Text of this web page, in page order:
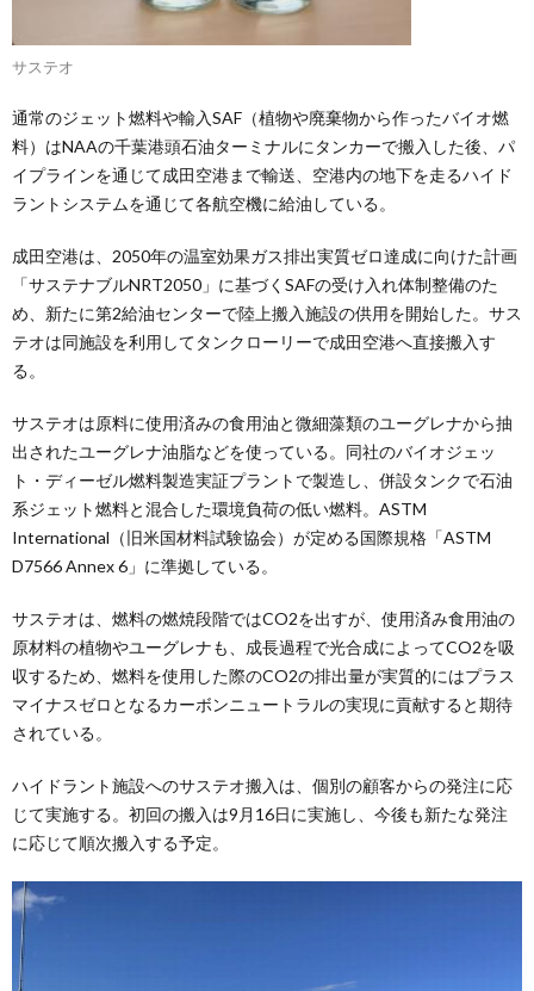
サステオ
通常のジェット燃料や輸入SAF（植物や廃棄物から作ったバイオ燃
料）はNAAの千葉港頭石油ターミナルにタンカーで搬入した後、パ
イプラインを通じて成田空港まで輸送、空港内の地下を走るハイド
ラントシステムを通じて各航空機に給油している。
成田空港は、2050年の温室効果ガス排出実質ゼロ達成に向けた計画
「サステナブルNRT2050」に基づくSAFの受け入れ体制整備のた
め、新たに第2給油センターで陸上搬入施設の供用を開始した。サス
テオは同施設を利用してタンクローリーで成田空港へ直接搬入す
る。
サステオは原料に使用済みの食用油と微細藻類のユーグレナから抽
出されたユーグレナ油脂などを使っている。同社のバイオジェッ
ト・ディーゼル燃料製造実証プラントで製造し、併設タンクで石油
系ジェット燃料と混合した環境負荷の低い燃料。ASTM
International（旧米国材料試験協会）が定める国際規格「ASTM
D7566 Annex 6」に準拠している。
サステオは、燃料の燃焼段階ではCO2を出すが、使用済み食用油の
原材料の植物やユーグレナも、成長過程で光合成によってCO2を吸
収するため、燃料を使用した際のCO2の排出量が実質的にはプラス
マイナスゼロとなるカーボンニュートラルの実現に貢献すると期待
されている。
ハイドラント施設へのサステオ搬入は、個別の顧客からの発注に応
じて実施する。初回の搬入は9月16日に実施し、今後も新たな発注
に応じて順次搬入する予定。